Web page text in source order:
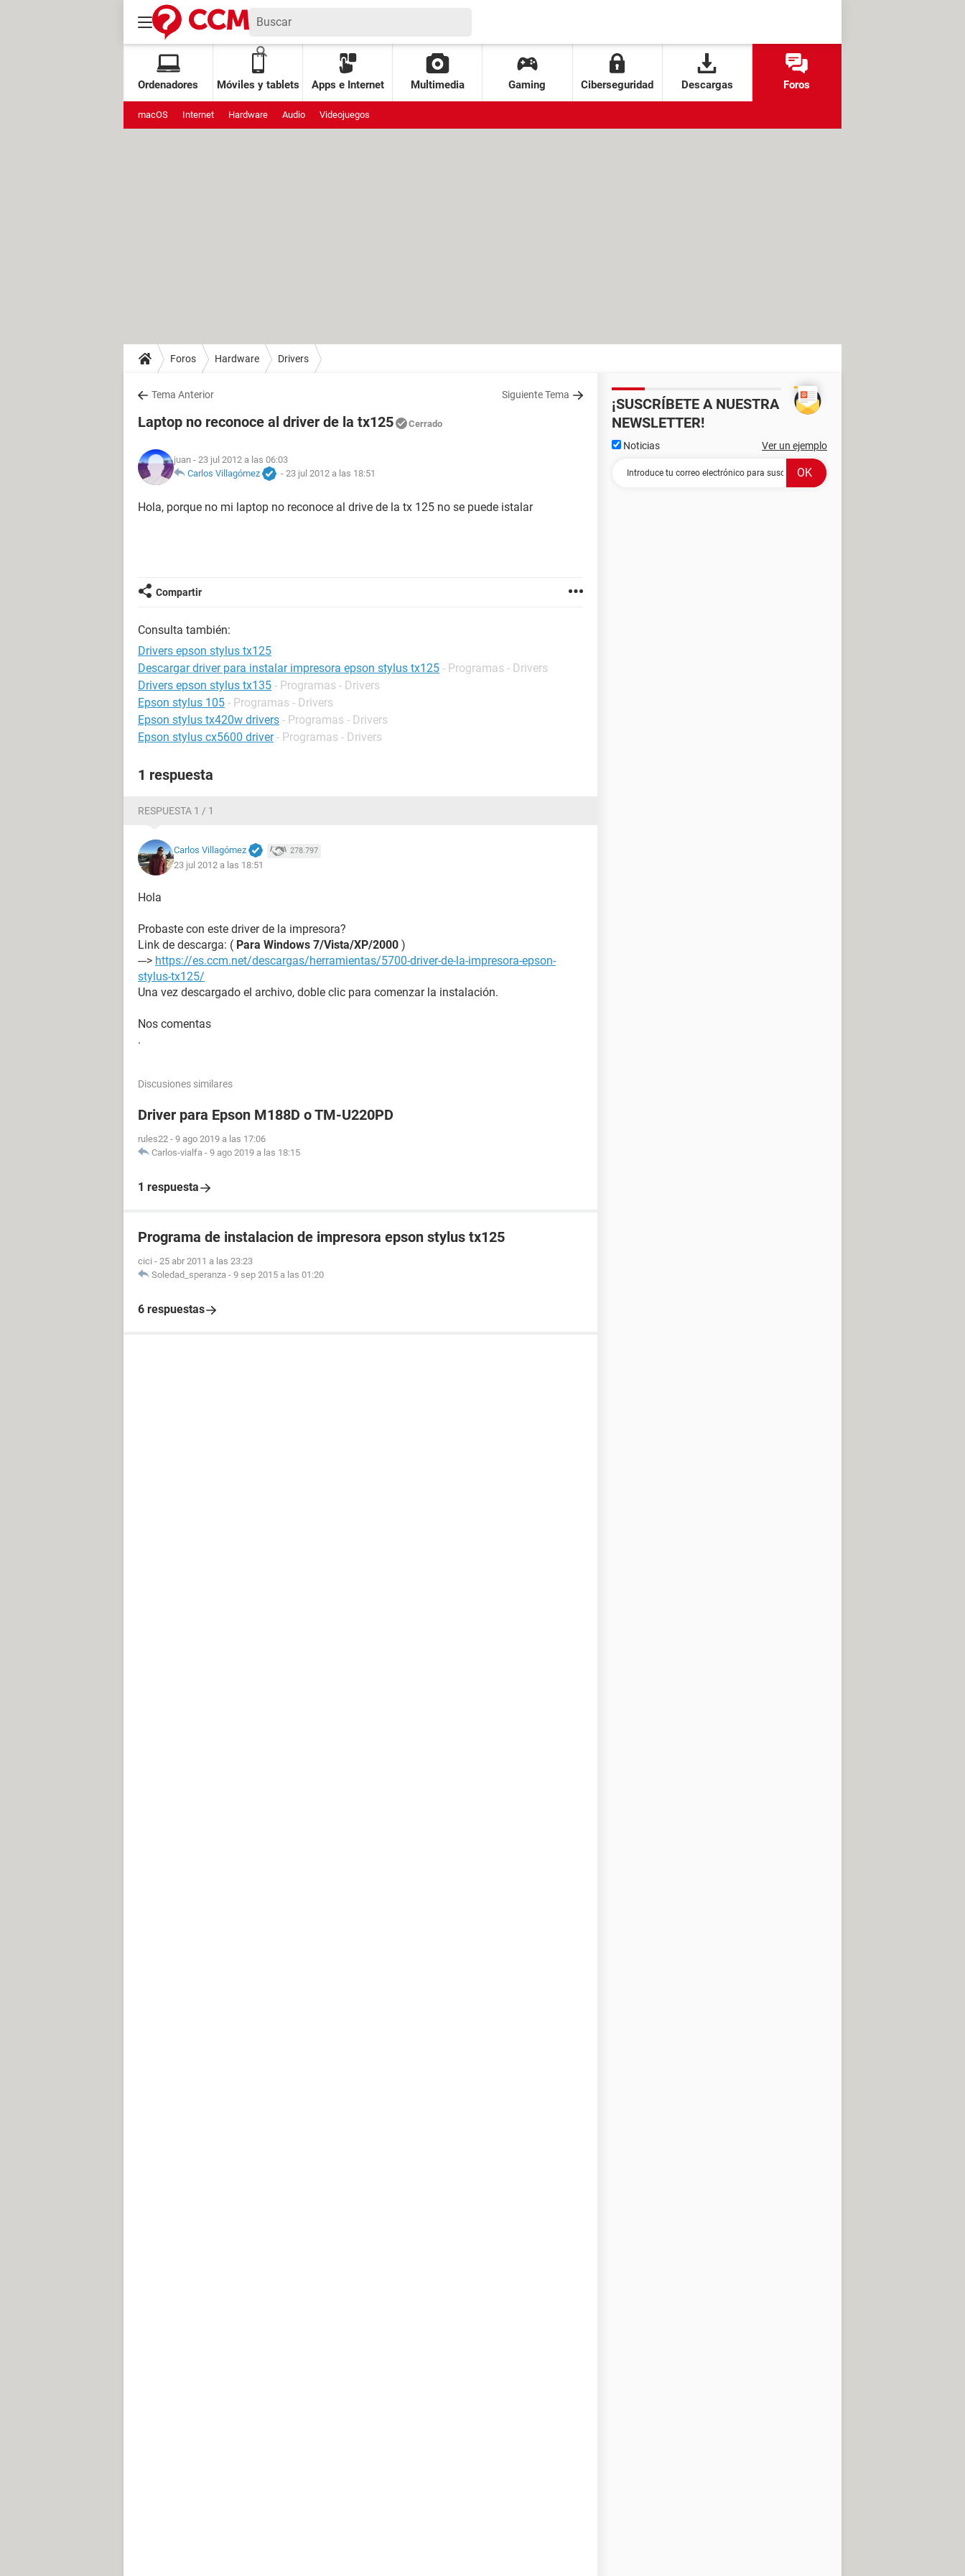
Ordenadores Móviles y tablets Apps e Internet Multimedia Gaming Ciberseguridad Descargas Foros
macOS Internet Hardware Audio Videojuegos
Foros Hardware Drivers
Tema Anterior Siguiente Tema
Laptop no reconoce al driver de la tx125 Cerrado
juan - 23 jul 2012 a las 06:03
Carlos Villagómez
- 23 jul 2012 a las 18:51
Hola, porque no mi laptop no reconoce al drive de la tx 125 no se puede istalar
Compartir
Consulta también:
Drivers epson stylus tx125
Descargar driver para instalar impresora epson stylus tx125 - Programas - Drivers
Drivers epson stylus tx135 - Programas - Drivers
Epson stylus 105 - Programas - Drivers
Epson stylus tx420w drivers - Programas - Drivers
Epson stylus cx5600 driver - Programas - Drivers
1 respuesta
RESPUESTA 1 / 1
Carlos Villagómez 278.797
23 jul 2012 a las 18:51
Hola
Probaste con este driver de la impresora?
Link de descarga: ( Para Windows 7/Vista/XP/2000 )
---> https://es.ccm.net/descargas/herramientas/5700-driver-de-la-impresora-epson-
stylus-tx125/
Una vez descargado el archivo, doble clic para comenzar la instalación.
Nos comentas
.
Discusiones similares
Driver para Epson M188D o TM-U220PD
rules22 - 9 ago 2019 a las 17:06
Carlos-vialfa - 9 ago 2019 a las 18:15
1 respuesta
Programa de instalacion de impresora epson stylus tx125
cici - 25 abr 2011 a las 23:23
Soledad_speranza - 9 sep 2015 a las 01:20
6 respuestas
¡SUSCRÍBETE A NUESTRA
NEWSLETTER!
Noticias Ver un ejemplo